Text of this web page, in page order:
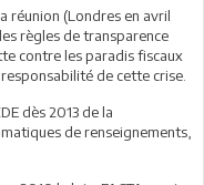
réunion (Londres en avril
règles de transparence
contre les paradis fiscaux
de cette crise.
dès 2013 de la
de renseignements,